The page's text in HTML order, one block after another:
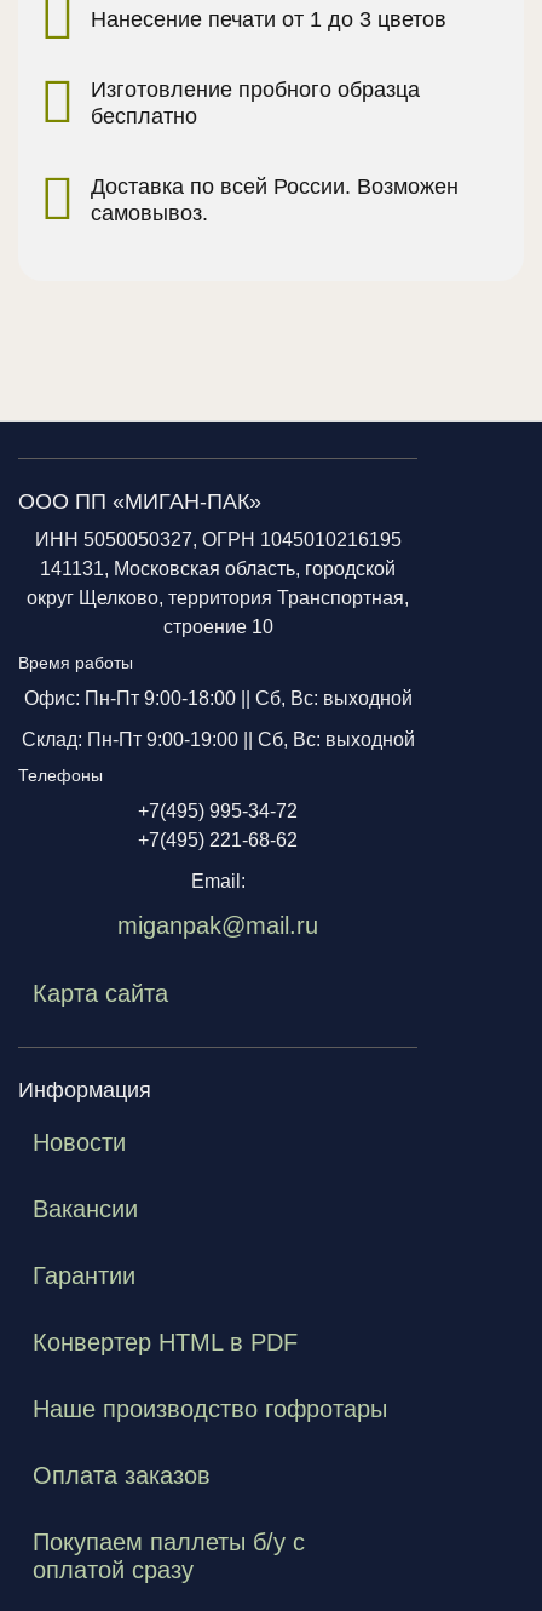
Нанесение печати от 1 до 3 цветов
Изготовление пробного образца
бесплатно
Доставка по всей России. Возможен
самовывоз.
ООО ПП «МИГАН-ПАК»
ИНН 5050050327, ОГРН 1045010216195
141131, Московская область, городской
округ Щелково, территория Транспортная,
строение 10
Время работы
Офис: Пн-Пт 9:00-18:00 || Сб, Вс: выходной
Склад: Пн-Пт 9:00-19:00 || Сб, Вс: выходной
Телефоны
+7(495) 995-34-72
+7(495) 221-68-62
Email:
miganpak@mail.ru
Карта сайта
Информация
Новости
Вакансии
Гарантии
Конвертер HTML в PDF
Наше производство гофротары
Оплата заказов
Покупаем паллеты б/у с
оплатой сразу